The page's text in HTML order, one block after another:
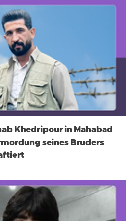
Khedripour in Mahabad
seines Bruders